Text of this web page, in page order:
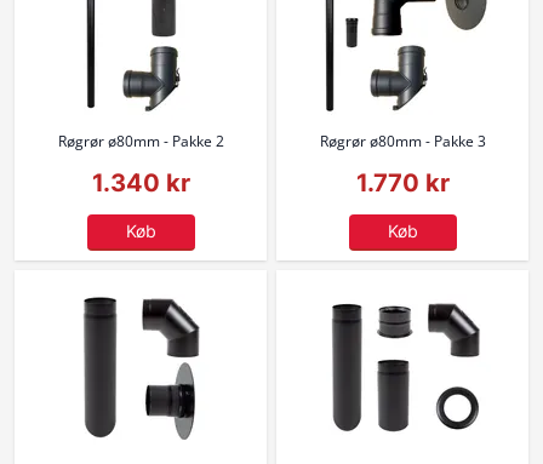
Røgrør ø80mm - Pakke 2
1.340 kr
Køb
Røgrør ø80mm - Pakke 3
1.770 kr
Køb